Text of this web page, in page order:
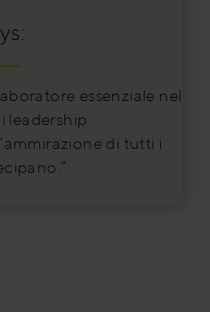
essenziale nel
leadership
di tutti i